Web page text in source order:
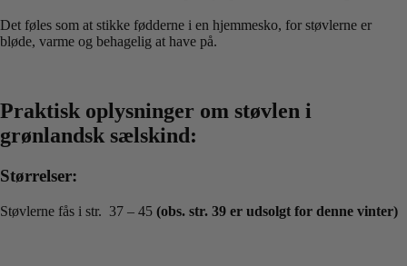
Det føles som at stikke fødderne i en hjemmesko, for støvlerne er
bløde, varme og behagelig at have på.
Praktisk oplysninger om støvlen i
grønlandsk sælskind:
Størrelser:
Støvlerne fås i str. 37 – 45 (obs. str. 39 er udsolgt for denne vinter)